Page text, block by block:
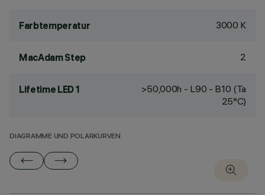
Farbtemperatur 3000 K
MacAdam Step 2
Lifetime LED 1
>50,000h - L90 - B10 (Ta
25°C)
DIAGRAMME UND POLARKURVEN